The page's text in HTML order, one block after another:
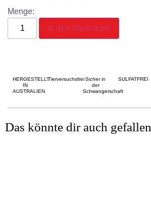
Menge:
In den Warenkorb
HERGESTELLT
IN
AUSTRALIEN
Tierversuchsfrei Sicher in
der
Schwangerschaft
SULFATFREI
Das könnte dir auch gefallen